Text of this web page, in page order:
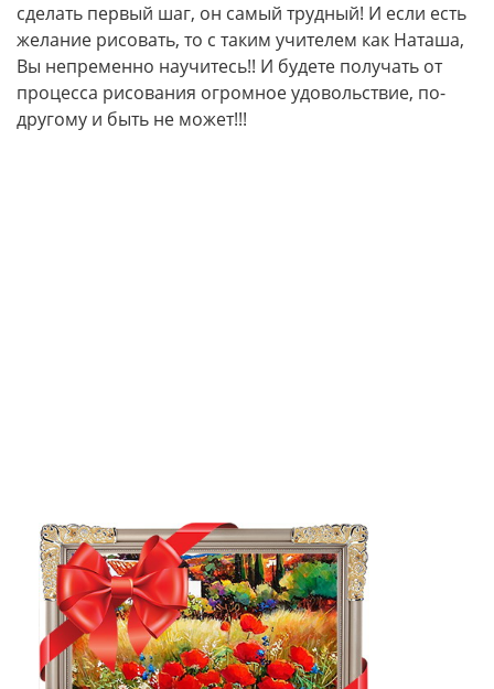
сделать первый шаг, он самый трудный! И если есть
желание рисовать, то с таким учителем как Наташа,
Вы непременно научитесь!! И будете получать от
процесса рисования огромное удовольствие, по-
другому и быть не может!!!